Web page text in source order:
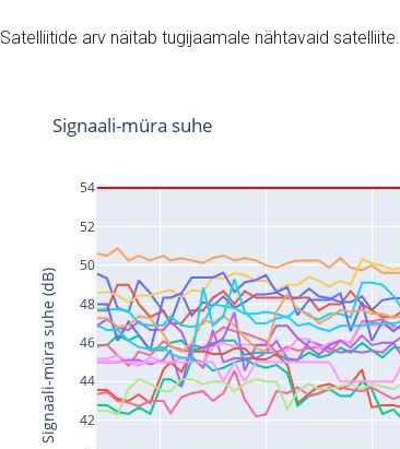
Satelliitide arv näitab tugijaamale nähtavaid satelliite.